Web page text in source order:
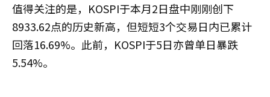
值得关注的是，KOSPI于本月2日盘中刚刚创下
8933.62点的历史新高，但短短3个交易日内已累计
回落16.69%。此前，KOSPI于5日亦曾单日暴跌
5.54%。